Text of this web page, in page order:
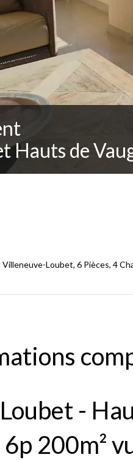
Hauts de
Loubet, 6 Pièces, 4
-
6p 200m²